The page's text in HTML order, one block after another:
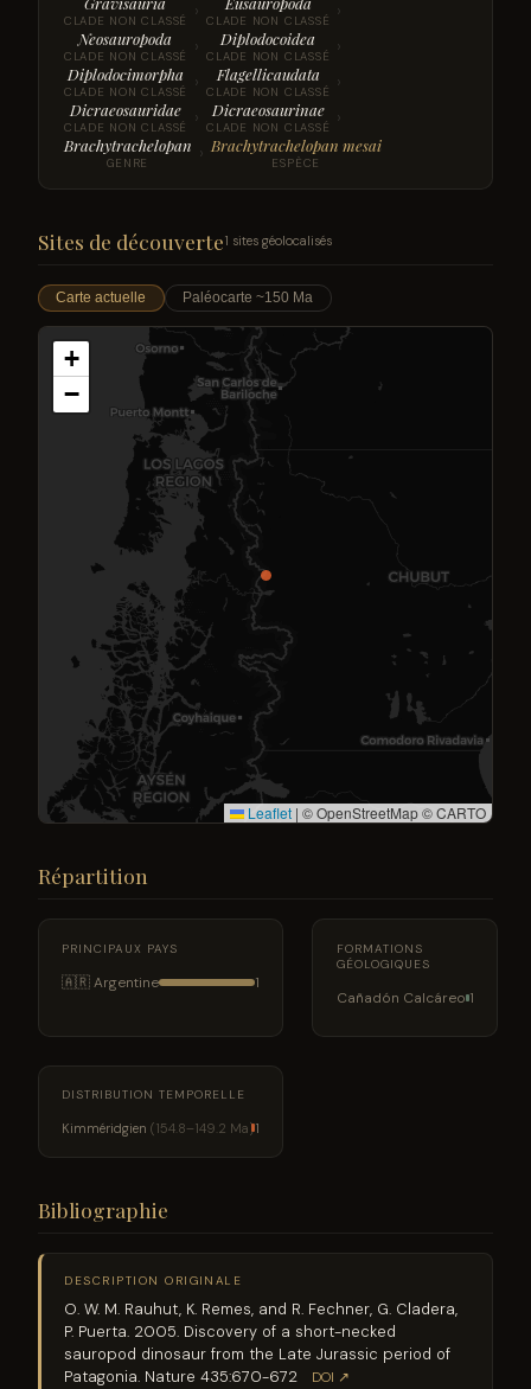
CLADE NON CLASSÉ › CLADE NON CLASSÉ ›
Neosauropoda
CLADE NON CLASSÉ › Diplodocoidea
CLADE NON CLASSÉ ›
Diplodocimorpha
CLADE NON CLASSÉ › Flagellicaudata
CLADE NON CLASSÉ ›
Dicraeosauridae
CLADE NON CLASSÉ › Dicraeosaurinae
CLADE NON CLASSÉ ›
Brachytrachelopan
GENRE › Brachytrachelopan mesai
ESPÈCE
Sites de découverte1 sites géolocalisés
Carte actuelle Paléocarte ~150 Ma
+
−
Leaflet | © OpenStreetMap © CARTO
Répartition
PRINCIPAUX PAYS
🇦🇷 Argentine 1
FORMATIONS
GÉOLOGIQUES
Cañadón Calcáreo 1
DISTRIBUTION TEMPORELLE
Kimméridgien (154.8–149.2 Ma)1
Bibliographie
DESCRIPTION ORIGINALE
O. W. M. Rauhut, K. Remes, and R. Fechner, G. Cladera,
P. Puerta. 2005. Discovery of a short-necked
sauropod dinosaur from the Late Jurassic period of
Patagonia. Nature 435:670-672
DOI ↗